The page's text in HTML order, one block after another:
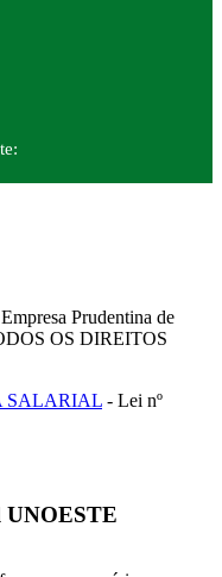
Prudentina de
OS DIREITOS
SALARIAL - Lei nº
UNOESTE